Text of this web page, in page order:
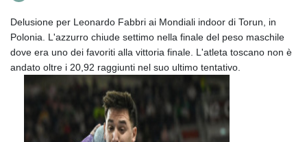
Delusione per Leonardo Fabbri ai Mondiali indoor di Torun, in
Polonia. L'azzurro chiude settimo nella finale del peso maschile
dove era uno dei favoriti alla vittoria finale. L'atleta toscano non è
andato oltre i 20,92 raggiunti nel suo ultimo tentativo.